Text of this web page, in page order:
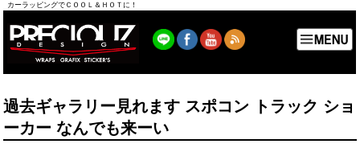
カーラッピングでＣＯＯＬ＆ＨＯＴに！
過去ギャラリー見れます スポコン トラック ショ
ーカー なんでも来ーい